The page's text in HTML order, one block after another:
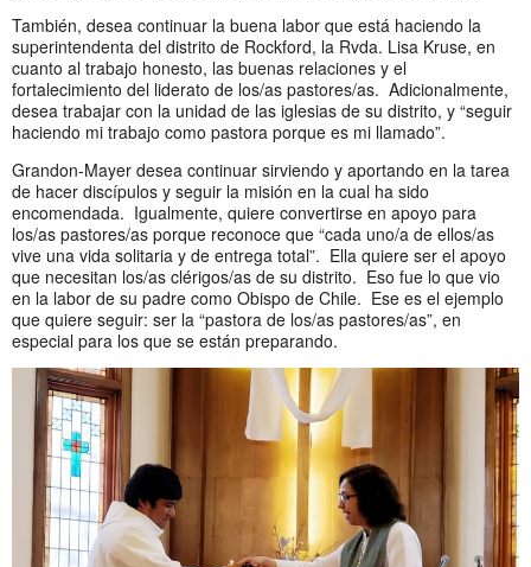
También, desea continuar la buena labor que está haciendo la
superintendenta del distrito de Rockford, la Rvda. Lisa Kruse, en
cuanto al trabajo honesto, las buenas relaciones y el
fortalecimiento del liderato de los/as pastores/as. Adicionalmente,
desea trabajar con la unidad de las iglesias de su distrito, y “seguir
haciendo mi trabajo como pastora porque es mi llamado”.
Grandon-Mayer desea continuar sirviendo y aportando en la tarea
de hacer discípulos y seguir la misión en la cual ha sido
encomendada. Igualmente, quiere convertirse en apoyo para
los/as pastores/as porque reconoce que “cada uno/a de ellos/as
vive una vida solitaria y de entrega total”. Ella quiere ser el apoyo
que necesitan los/as clérigos/as de su distrito. Eso fue lo que vio
en la labor de su padre como Obispo de Chile. Ese es el ejemplo
que quiere seguir: ser la “pastora de los/as pastores/as”, en
especial para los que se están preparando.